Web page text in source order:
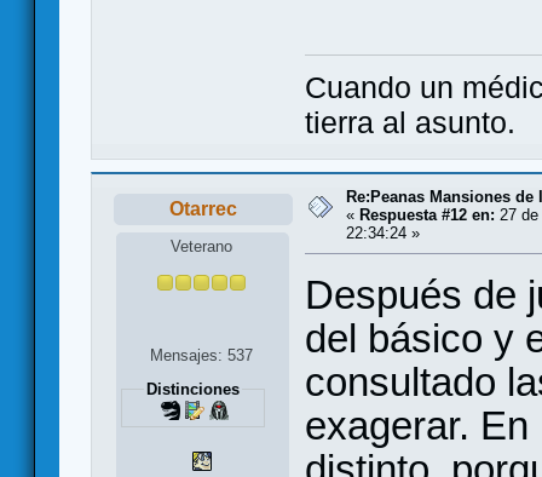
Cuando un
tierra al asunto.
Otarrec
Veterano
Mensajes: 537
Distinciones
Re:Peanas Mansiones de
« Respuesta #12 en: 27
22:34:24 »
Después de
del básico y
consultado
exagerar.